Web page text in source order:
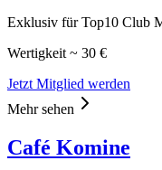
Exklusiv für Top10 Club
Wertigkeit ~ 30 €
Jetzt Mitglied werden
Mehr sehen
Café Komine